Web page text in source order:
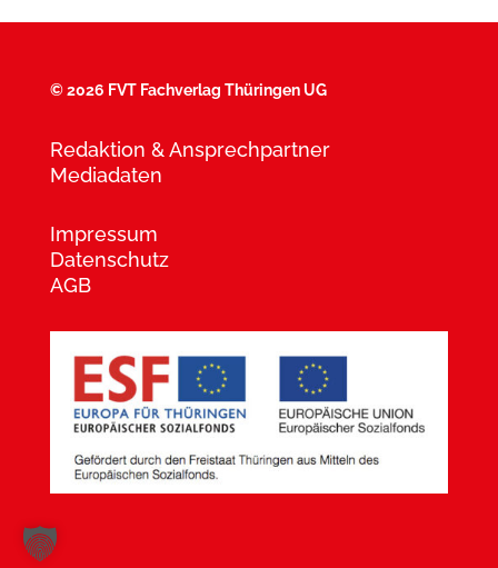
©2026 FVT Fachverlag Thüringen UG
Redaktion & Ansprechpartner
Mediadaten
Impressum
Datenschutz
AGB